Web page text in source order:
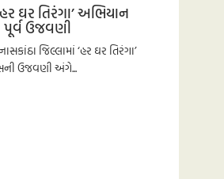
ઘર તિરંગા’ અભિયાન
પૂર્વ ઉજવણી
જિલ્લામાં ‘હર ઘર તિરંગા’
ઉજવણી અંગે...